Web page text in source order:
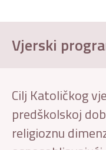
Vjerski
Cilj Katoličkog
predškolskoj
religioznu